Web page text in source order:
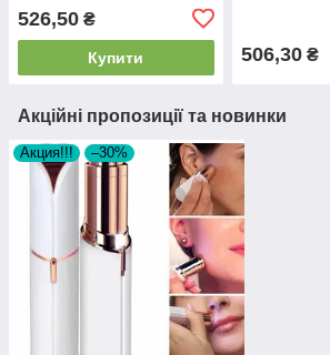
526,50 ₴
Купити 506,30₴
Акційні пропозиції та новинки
Акция!!! –30%